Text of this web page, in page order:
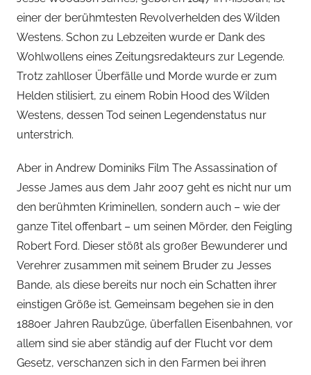
einer der berühmtesten Revolverhelden des Wilden
Westens. Schon zu Lebzeiten wurde er Dank des
Wohlwollens eines Zeitungsredakteurs zur Legende.
Trotz zahlloser Überfälle und Morde wurde er zum
Helden stilisiert, zu einem Robin Hood des Wilden
Westens, dessen Tod seinen Legendenstatus nur
unterstrich.
Aber in Andrew Dominiks Film The Assassination of
Jesse James aus dem Jahr 2007 geht es nicht nur um
den berühmten Kriminellen, sondern auch – wie der
ganze Titel offenbart – um seinen Mörder, den Feigling
Robert Ford. Dieser stößt als großer Bewunderer und
Verehrer zusammen mit seinem Bruder zu Jesses
Bande, als diese bereits nur noch ein Schatten ihrer
einstigen Größe ist. Gemeinsam begehen sie in den
1880er Jahren Raubzüge, überfallen Eisenbahnen, vor
allem sind sie aber ständig auf der Flucht vor dem
Gesetz, verschanzen sich in den Farmen bei ihren